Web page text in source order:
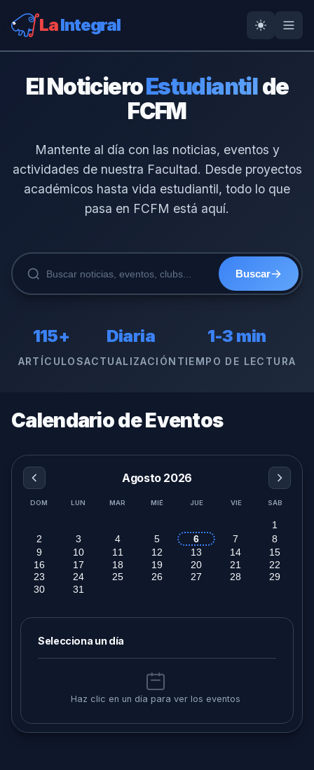
LaIntegral
El NoticieroEstudiantilde
FCFM
Mantente al día con las noticias, eventos y
actividades de nuestra Facultad. Desde proyectos
académicos hasta vida estudiantil, todo lo que
pasa en FCFM está aquí.
Buscar
115+
ARTÍCULOS
Diaria
ACTUALIZACIÓN
1-3 min
TIEMPO DE LECTURA
Calendario de Eventos
Agosto 2026
DOM LUN MAR MIÉ JUE VIE SÁB
1
2
3 4 5 6 7
8
9
10 11 12 13 14
15
16
17 18 19 20 21
22
23
24 25 26 27 28
29
30
31
Selecciona un día
Haz clic en un día para ver los eventos